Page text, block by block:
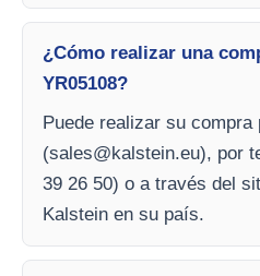
¿Cómo realizar una
YR05108?
Puede realizar su
(sales@kalstein.eu), por
39 26 50) o a través del
Kalstein en su país.